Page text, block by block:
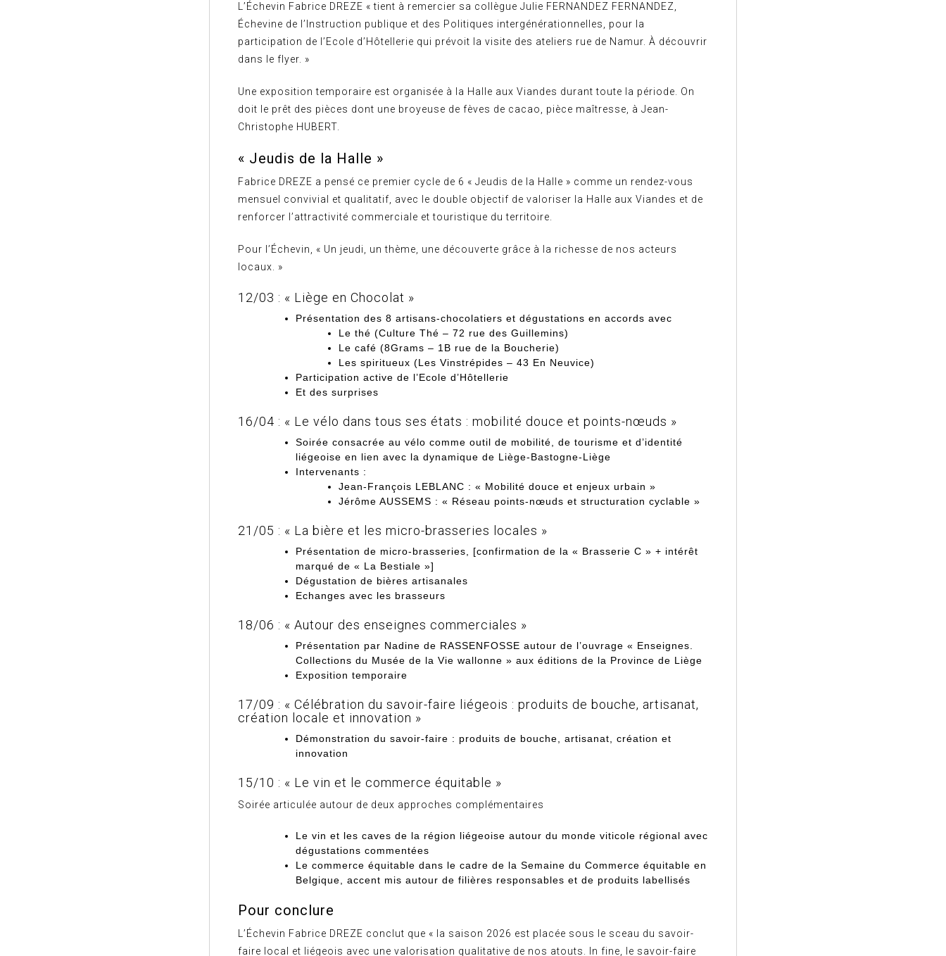
L’Échevin Fabrice DREZE « tient à remercier sa collègue Julie FERNANDEZ FERNANDEZ,
Échevine de l’Instruction publique et des Politiques intergénérationnelles, pour la
participation de l’Ecole d’Hôtellerie qui prévoit la visite des ateliers rue de Namur. À découvrir
dans le flyer. »
Une exposition temporaire est organisée à la Halle aux Viandes durant toute la période. On
doit le prêt des pièces dont une broyeuse de fèves de cacao, pièce maîtresse, à Jean-
Christophe HUBERT.
« Jeudis de la Halle »
Fabrice DREZE a pensé ce premier cycle de 6 « Jeudis de la Halle » comme un rendez-vous
mensuel convivial et qualitatif, avec le double objectif de valoriser la Halle aux Viandes et de
renforcer l’attractivité commerciale et touristique du territoire.
Pour l’Échevin, « Un jeudi, un thème, une découverte grâce à la richesse de nos acteurs
locaux. »
12/03 : « Liège en Chocolat »
Présentation des 8 artisans-chocolatiers et dégustations en accords avec
Le thé (Culture Thé – 72 rue des Guillemins)
Le café (8Grams – 1B rue de la Boucherie)
Les spiritueux (Les Vinstrépides – 43 En Neuvice)
Participation active de l’Ecole d’Hôtellerie
Et des surprises
16/04 : « Le vélo dans tous ses états : mobilité douce et points-nœuds »
Soirée consacrée au vélo comme outil de mobilité, de tourisme et d’identité
liégeoise en lien avec la dynamique de Liège-Bastogne-Liège
Intervenants :
Jean-François LEBLANC : « Mobilité douce et enjeux urbain »
Jérôme AUSSEMS : « Réseau points-nœuds et structuration cyclable »
21/05 : « La bière et les micro-brasseries locales »
Présentation de micro-brasseries, [confirmation de la « Brasserie C » + intérêt
marqué de « La Bestiale »]
Dégustation de bières artisanales
Echanges avec les brasseurs
18/06 : « Autour des enseignes commerciales »
Présentation par Nadine de RASSENFOSSE autour de l’ouvrage « Enseignes.
Collections du Musée de la Vie wallonne » aux éditions de la Province de Liège
Exposition temporaire
17/09 : « Célébration du savoir-faire liégeois : produits de bouche, artisanat,
création locale et innovation »
Démonstration du savoir-faire : produits de bouche, artisanat, création et
innovation
15/10 : « Le vin et le commerce équitable »
Soirée articulée autour de deux approches complémentaires
Le vin et les caves de la région liégeoise autour du monde viticole régional avec
dégustations commentées
Le commerce équitable dans le cadre de la Semaine du Commerce équitable en
Belgique, accent mis autour de filières responsables et de produits labellisés
Pour conclure
L’Échevin Fabrice DREZE conclut que « la saison 2026 est placée sous le sceau du savoir-
faire local et liégeois avec une valorisation qualitative de nos atouts. In fine, le savoir-faire